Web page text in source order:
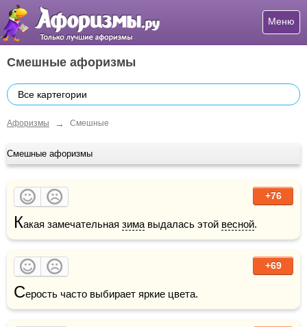
Меню
Смешные афоризмы
Все картегории
Афоризмы → Смешные
Смешные афоризмы
+76
Какая замечательная зима выдалась этой весной.
+69
Серость часто выбирает яркие цвета.